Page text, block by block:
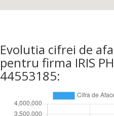
Evolutia cifrei de
pentru firma IRIS
44553185: